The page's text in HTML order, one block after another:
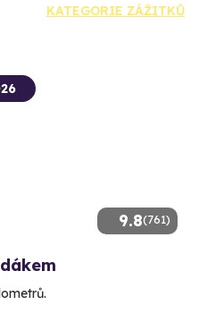
KATEGORIE ZÁŽITKŮ
9.8(761)